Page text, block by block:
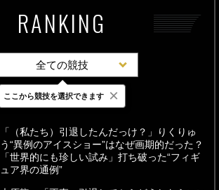
RANKING
全ての競技
最新 24時間 週間
「（私たち）引退したんだっけ？」りくりゅ
う“異例のアイスショー”はなぜ画期的だった？
「世界的にも珍しい試み」打ち破った“フィギ
ュア界の通例”
ここから競技を選択できます ×